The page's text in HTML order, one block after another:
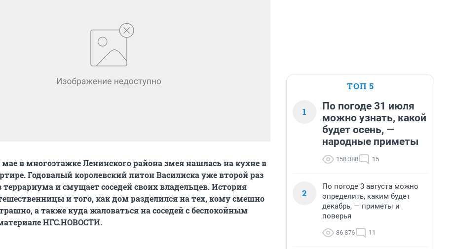
в многоэтажке Ленинского района змея нашлась на кухне в
Годовалый королевский питон Василиска уже второй раз
террариума и смущает соседей своих владельцев. История
и того, как дом разделился на тех, кому смешно
а также куда жаловаться на соседей с беспокойным
НГС.НОВОСТИ.
ТОП 5
1
По погоде 31 июля
можно узнать, какой
будет осень, —
народные приметы
158 388 15
2
По погоде 3 августа можно
определить, каким будет
декабрь, — приметы и
поверья
86 876 11